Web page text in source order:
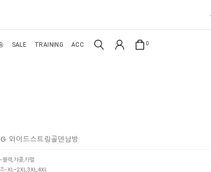
SALE TRAINING ACC 0
와이드스트링골덴남방
블랙,챠콜,카멜
-XL~2XL,3XL,4XL